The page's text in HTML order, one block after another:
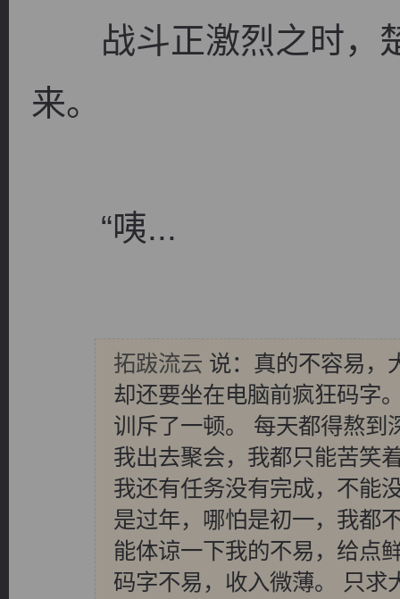
战斗正激烈之时，
来。
“咦...
拓跋流云 说：真的不容易，
却还要坐在电脑前疯狂码字
训斥了一顿。 每天都得熬到
我出去聚会，我都只能苦笑
我还有任务没有完成，不能
是过年，哪怕是初一，我都
能体谅一下我的不易，给点
码字不易，收入微薄。 只求